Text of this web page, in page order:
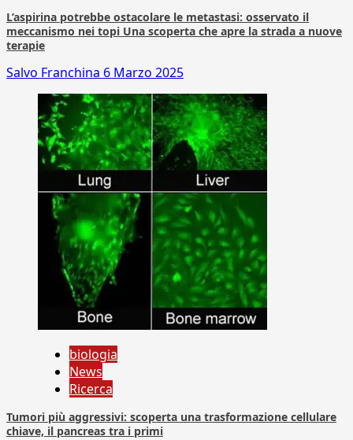
L’aspirina potrebbe ostacolare le metastasi: osservato il
meccanismo nei topi Una scoperta che apre la strada a nuove
terapie
Salvo Franchina 6 Marzo 2025
biologia
News
Ricerca
Tumori più aggressivi: scoperta una trasformazione cellulare
chiave, il pancreas tra i primi